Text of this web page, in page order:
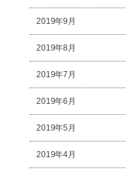
2019年9月
2019年8月
2019年7月
2019年6月
2019年5月
2019年4月